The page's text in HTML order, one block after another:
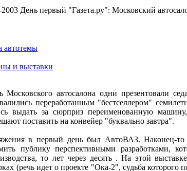
День первый "Газета.ру": Московский
автотемы
и выставки
автосалона одни презентовали
переработанным "бестселлером"
выдать за сюрприз переименованную
поставить на конвейер "буквально завтра".
в первый день был АвтоВАЗ. Наконец-то
публику перспективными разработками,
то лет через десять . На этой
(речь идет о проекте "Ока-2", судьба которого